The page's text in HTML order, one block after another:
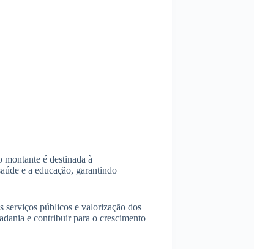
é destinada à
e a educação, garantindo
serviços públicos e valorização dos
e contribuir para o crescimento